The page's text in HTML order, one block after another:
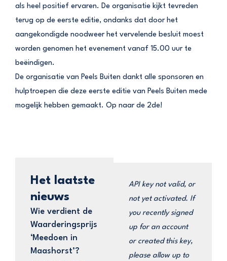
als heel positief ervaren. De organisatie kijkt tevreden
terug op de eerste editie, ondanks dat door het
aangekondigde noodweer het vervelende besluit moest
worden genomen het evenement vanaf 15.00 uur te
beëindigen.
De organisatie van Peels Buiten dankt alle sponsoren en
hulptroepen die deze eerste editie van Peels Buiten mede
mogelijk hebben gemaakt. Op naar de 2de!
Het laatste
nieuws
Wie verdient de
Waarderingsprijs
‘Meedoen in
Maashorst’?
API key not valid, or
not yet activated. If
you recently signed
up for an account
or created this key,
please allow up to